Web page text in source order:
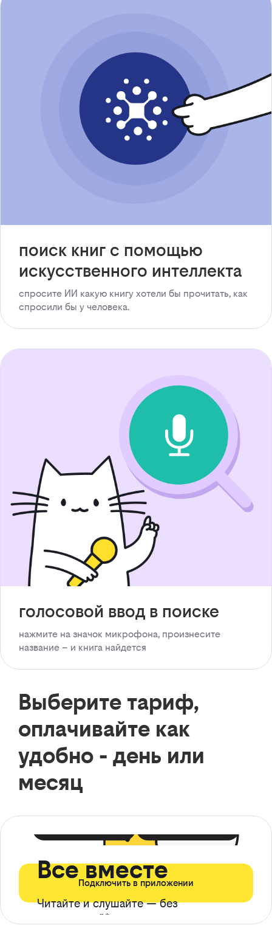
поиск книг с помощью
искусственного интеллекта
спросите ИИ какую книгу хотели бы прочитать, как
спросили бы у человека.
голосовой ввод в поиске
нажмите на значок микрофона, произнесите
название – и книга найдется
Выберите тариф,
оплачивайте как
удобно - день или
месяц
Все вместе
Читайте и слушайте — без
ограничений*
Подключить в приложении